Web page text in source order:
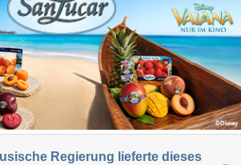
Regierung lieferte dieses